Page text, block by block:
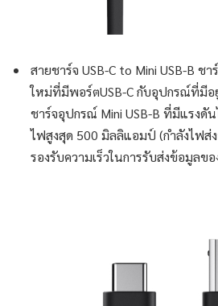
สายชาร์จ USB-C to Mini USB-B ช
ใหม่ที่มีพอร์ตUSB-C กับอุปกรณ์ที่มีอ
ชาร์จอุปกรณ์ Mini USB-B ที่มีแรงดั
ไฟสูงสุด 500 มิลลิแอมป์ (กำลังไฟส่
รองรับความเร็วในการรับส่งข้อมูลขอ